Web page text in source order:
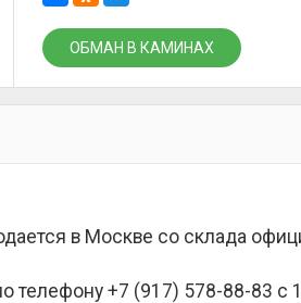
ОБМАН В КАМИНАХ
в Москве со склада
телефону +7 (917) 578-88-83 с